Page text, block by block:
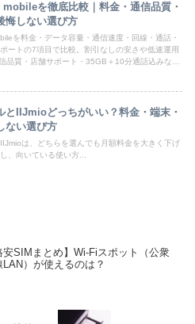
を徹底比較｜料金・通信品質・
悔しない選び方
を料金・データ容量・通信速度・回線・通話・
ートの7項目で比較。割引なしの安さや低速運用
品質・店舗サポート・35GB＋10分通話込みなら
とIIJmioどっちがいい？料金・端末・
ない選び方
は、どちらを選んでも月額料金を大きく下げ
、向いている使い方...
安SIMまとめ】Wi-Fiスポット（公衆
LAN）が使えるのは？